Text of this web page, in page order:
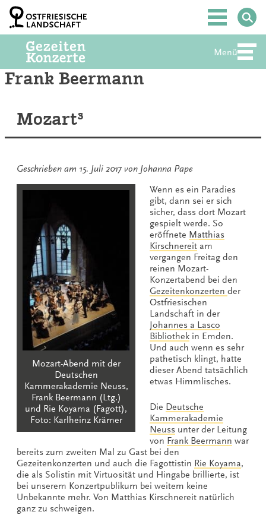
Zum
Inhalt
springen
Hauptmenü
Menü
Frank Beermann
Mozart³
Geschrieben am 15. Juli 2017 von Johanna Pape
Mozart-Abend mit der
Deutschen
Kammerakademie Neuss,
Frank Beermann (Ltg.)
und Rie Koyama (Fagott),
Foto: Karlheinz Krämer
Wenn es ein Paradies
gibt, dann sei er sich
sicher, dass dort Mozart
gespielt werde. So
eröffnete Matthias
Kirschnereit am
vergangen Freitag den
reinen Mozart-
Konzertabend bei den
Gezeitenkonzerten der
Ostfriesischen
Landschaft in der
Johannes a Lasco
Bibliothek in Emden.
Und auch wenn es sehr
pathetisch klingt, hatte
dieser Abend tatsächlich
etwas Himmlisches.
Die Deutsche
Kammerakademie
Neuss unter der Leitung
von Frank Beermann war
bereits zum zweiten Mal zu Gast bei den
Gezeitenkonzerten und auch die Fagottistin Rie Koyama,
die als Solistin mit Virtuosität und Hingabe brillierte, ist
bei unserem Konzertpublikum bei weitem keine
Unbekannte mehr. Von Matthias Kirschnereit natürlich
ganz zu schweigen.